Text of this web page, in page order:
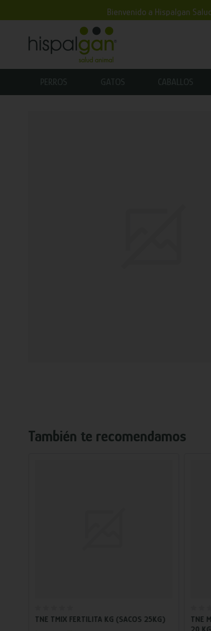
Bienvenido a Hispalgan
PERROS GATOS CABALLOS
También te recomendamos
TNE TMIX FERTILITA KG (SACOS 25KG)
TNE